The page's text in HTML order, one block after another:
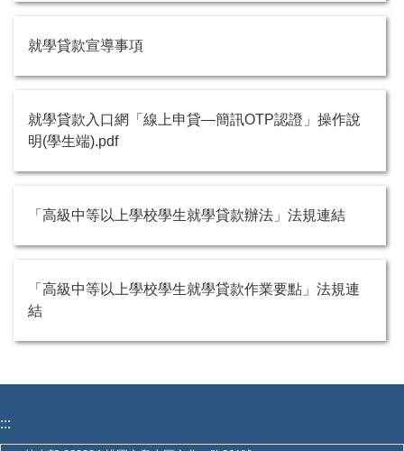
就學貸款宣導事項
就學貸款入口網「線上申貸—簡訊OTP認證」操作說
明(學生端).pdf
「高級中等以上學校學生就學貸款辦法」法規連結
「高級中等以上學校學生就學貸款作業要點」法規連
結
:::